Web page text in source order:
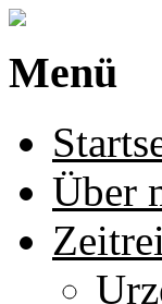
Menü
Über